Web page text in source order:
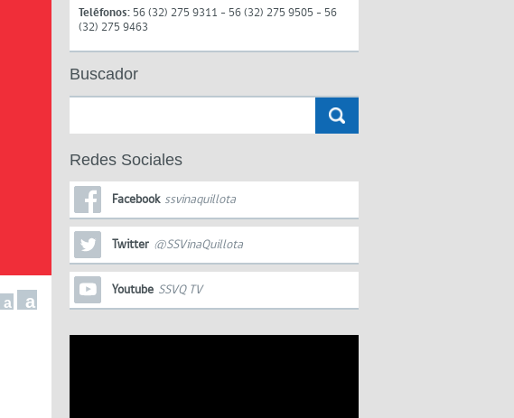
a a
Teléfonos: 56 (32) 275 9311 - 56 (32) 275 9505 - 56
(32) 275 9463
Buscador
Redes Sociales
Facebook ssvinaquillota
Twitter @SSVinaQuillota
Youtube SSVQ TV